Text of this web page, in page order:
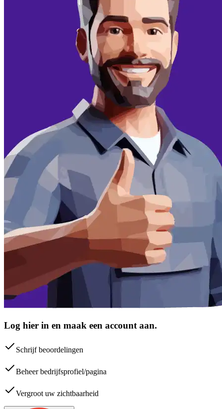
Log hier in en maak een account aan.
Schrijf beoordelingen
Beheer bedrijfsprofiel/pagina
Vergroot uw zichtbaarheid